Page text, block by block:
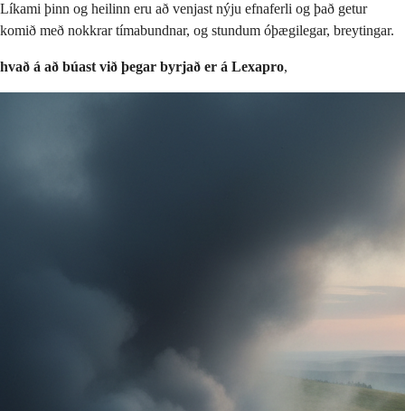
Líkami þinn og heilinn eru að venjast nýju efnaferli og það getur
komið með nokkrar tímabundnar, og stundum óþægilegar, breytingar.
hvað á að búast við þegar byrjað er á Lexapro,